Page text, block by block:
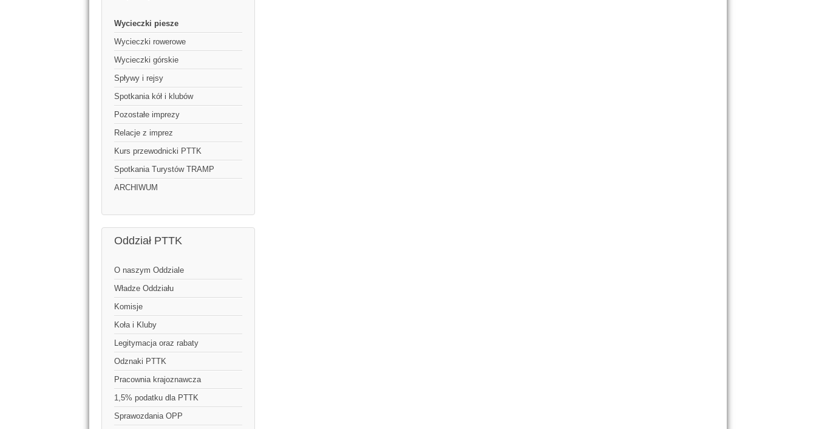
Wycieczki piesze
Wycieczki rowerowe
Wycieczki górskie
Spływy i rejsy
Spotkania kół i klubów
Pozostałe imprezy
Relacje z imprez
Kurs przewodnicki PTTK
Spotkania Turystów TRAMP
ARCHIWUM
Oddział PTTK
O naszym Oddziale
Władze Oddziału
Komisje
Koła i Kluby
Legitymacja oraz rabaty
Odznaki PTTK
Pracownia krajoznawcza
1,5% podatku dla PTTK
Sprawozdania OPP